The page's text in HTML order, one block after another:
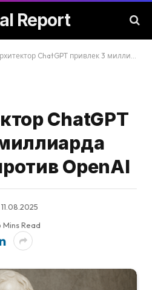
Report
ChatGPT привлек 3 миллиарда долларов против OpenAI
ChatGPT
OpenAI
11.08.2025
Mins Read